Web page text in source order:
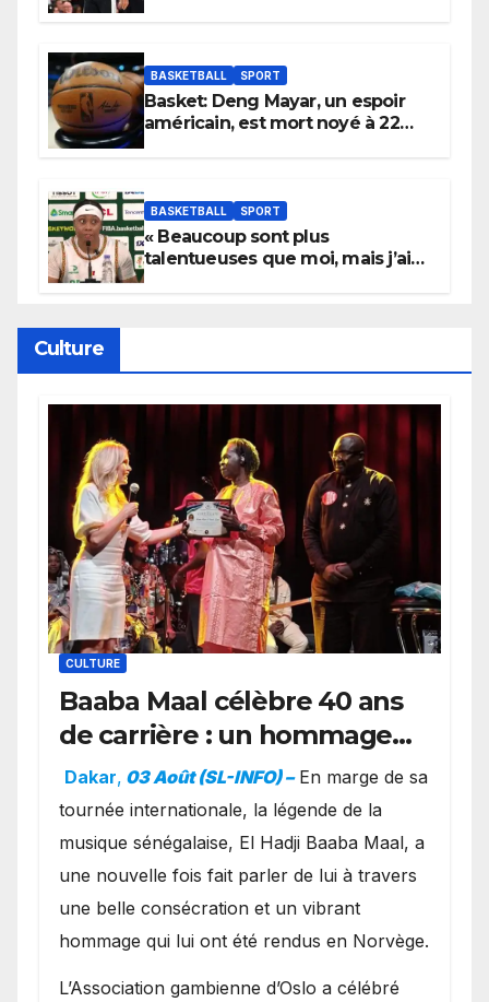
BASKETBALL SPORT
Basket: Deng Mayar, un espoir
américain, est mort noyé à 22
BASKETBALL SPORT
« Beaucoup sont plus
talentueuses que moi, mais j’ai
Culture
CULTURE
Baaba Maal célèbre 40 ans
de carrière : un hommage
exceptionnel à Oslo en
présence de la famille
royale.
Dakar, 03 Août (SL-INFO) – ​En marge de sa
tournée internationale, la légende de la
musique sénégalaise, El Hadji Baaba Maal, a
une nouvelle fois fait parler de lui à travers
une belle consécration et un vibrant
hommage qui lui ont été rendus en Norvège.
​L’Association gambienne d’Oslo a célébré